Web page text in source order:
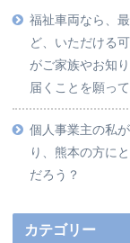
福祉車両なら、
ど、いただける
がご家族やお知
届くことを願って
個人事業主の私
り、熊本の方に
だろう？
カテゴリー